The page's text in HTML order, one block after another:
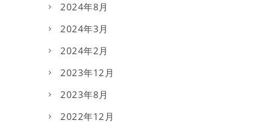
2024年8月
2024年3月
2024年2月
2023年12月
2023年8月
2022年12月